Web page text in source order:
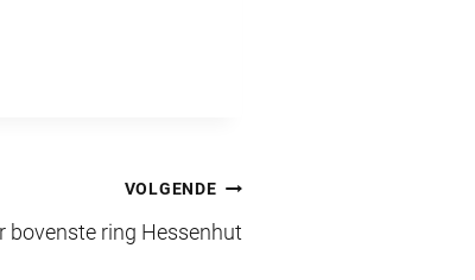
VOLGENDE
bovenste ring Hessenhut